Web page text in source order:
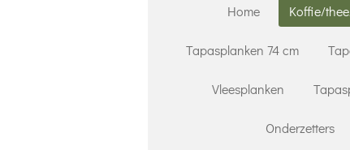
Home Koffie/
Tapasplanken 74 cm
Vleesplanken
Onderzetters